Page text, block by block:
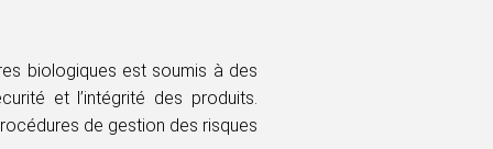
biologiques est soumis à des
et l’intégrité des produits.
de gestion des risques